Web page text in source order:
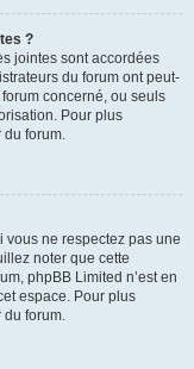
?
jointes sont accordées
du forum ont peut-
concerné, ou seuls
Pour plus
forum.
ne respectez pas une
noter que cette
phpBB Limited n’est en
espace. Pour plus
forum.